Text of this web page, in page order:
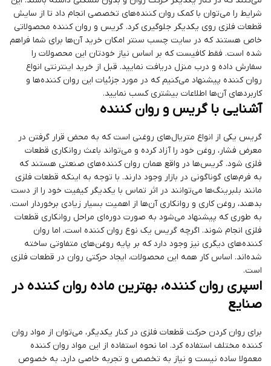
شرایط را می‌توان با کمک روان کننده‌های تخصصی انجام داد تا از سایش
قطعات فلزی روی یکدیگر جلوگیری کرد. گریس و روان کننده محصولاتی
خاص هستند که در سایت چسب سنتر امکان خرید آن‌ها برای شما فراهم
شده است. فقط کافیست که بر اساس نیاز خودتان این محصولات را
سفارش داده و درب منزل دریافت نمایید. قبل از خرید اینترنتی انواع
روان کننده پیشنهاد می‌کنیم که در مورد جزئیات این روان کننده‌ها و
کاربردهای آن‌ها اطلاعات بیشتری کسب نمایید.
آشنایی با گریس و روان کننده
گریس یکی از انواع متریال‌های روغنی است که به محض قرار گرفتن در
معرض فشار، روغن خود را آزاد کرده و می‌تواند باعث روانکاری قطعات
فلزی شود. گریس‌ها در واقع همان روان کننده‌های صنعتی هستند که
به فرم‌های گوناگونی در بازار وجود دارند. با توجه به اینکه قطعات فلزی
مانند بلبرینگ‌ها می‌توانند در اثر تماس با یکدیگر کیفیت خود را از دست
بدهند، روغن کاری و روانکاری آن‌ها از اهمیت بسیار زیادی برخوردار است.
به طوری که پیشنهاد می‌شود به صورت دوره‌ای مراحل روانکاری قطعات
فلزی انجام شوند. اگرچه گریس یک نوع روان کننده است، اما روان
کننده‌های دیگری نیز وجود دارد که بر پایه روغن‌های متفاوتی ساخته
شده‌اند. اساس کار همه این محصولات، ایجاد حرکتی روان در قطعات فلزی
است.
اسپری روان کننده، بهترین ماده روان کننده در
صنایع
برای روان کردن حرکت قطعات فلزی در کنار یکدیگر، می‌توان از مواد روان
کننده مختلف استفاده کرد. اما نحوه استفاده از این مواد روان کننده
معمولا ساده نیست و نیاز به تخصص و تجربه خاصی دارد. به خصوص